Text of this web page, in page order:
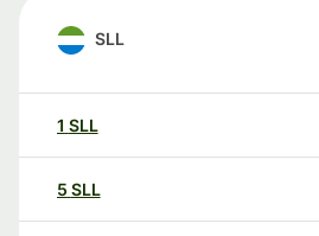
SLL
1 SLL
5 SLL